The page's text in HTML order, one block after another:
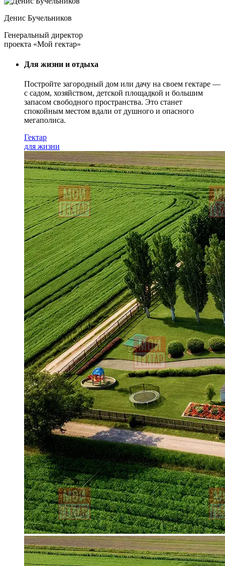
Денис Бучельников
Генеральный директор
проекта «Мой гектар»
Для жизни и отдыха
Постройте загородный дом или дачу на своем гектаре —
с садом, хозяйством, детской площадкой и большим
запасом свободного пространства. Это станет
спокойным местом вдали от душного и опасного
мегаполиса.
Гектар
для жизни